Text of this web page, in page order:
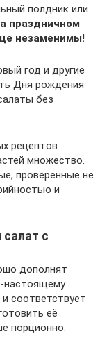
полдник или
праздничном
незаменимы!
год и другие
Дня рождения
без
рецептов
множество.
проверенные не
и
с
дополнят
настоящему
соответствует
её
порционно.